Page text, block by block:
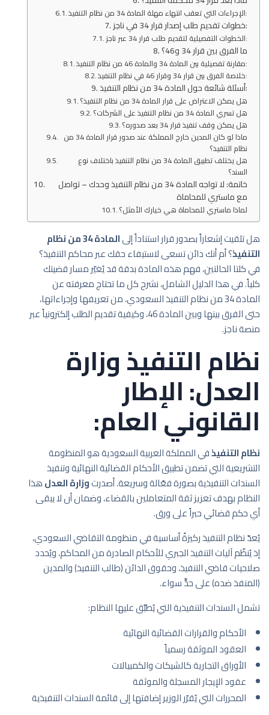
الإجراءات التي تعقب انتهاء مهلة المادة 34 من نظام التنفيذ:
خطوات تقديم طلب إصدار قرار 34 في ناجز:
الخطوات التفصيلية لتقديم طلب قرار 34 عبر ناجز:
ما الفرق بين قرار 34 و46؟
مقارنة تفصيلية بين المادة 34 والمادة 46 من نظام التنفيذ:
خلاصة الفرق بين قرار 34 وقرار 46 في نظام التنفيذ:
أسئلة شائعة حول المادة 34 من نظام التنفيذ:
هل يمكن الاعتراض على قرار المادة 34 من نظام التنفيذ؟
هل تسري المادة 34 من نظام التنفيذ على الشركات؟
هل يمكن وقف تنفيذ قرار 34 بعد صدوره؟
ماذا لو كان المدين خارج المملكة عند صدور قرار المادة 34 من
نظام التنفيذ؟
هل يختلف تطبيق المادة 34 من نظام التنفيذ باختلاف نوع
السند؟
خاتمة: لا تواجه المادة 34 من نظام التنفيذ وحدك – تواصل
مع ماستري للمحاماة
لماذا ماستري للمحاماة هي خيارك الأمثل؟
هل تلقيت إشعاراً بصدور قرار استناداً إلى
المادة 34 من نظام
التنفيذ؟ أم أنك دائن تسعى لاستيفاء حقك عبر محاكم التنفيذ؟
في كلتا الحالتين، فهم هذه المادة بدقة قد يُغيّر مسار قضيتك
كلياً. في هذا الدليل الشامل، نشرح كل ما تحتاج معرفته عن
المادة 34 من نظام التنفيذ السعودي، من تعريفها وإجراءاتها،
حتى الفرق بينها وبين المادة 46، وكيفية تقديم الطلب إلكترونياً عبر
منصة ناجز.
نظام التنفيذ وزارة
العدل: الإطار
القانوني العام:
نظام التنفيذفي المملكة العربية السعودية هو المنظومة
التشريعية التي تضمن تطبيق الأحكام القضائية النهائية وتنفيذ
السندات التنفيذية بصورة فعّالة وسريعة. أصدرتوزارة العدلهذا
النظام بهدف تعزيز ثقة المتعاملين بالقضاء، وضمان أن لا يبقى
أي حكم قضائي حبراً على ورق.
يُعدّ نظام التنفيذ ركيزةً أساسية في منظومة التقاضي السعودي،
إذ يُنظّم آليات التنفيذ الجبري للأحكام الصادرة من المحاكم، ويُحدد
صلاحيات قاضي التنفيذ، وحقوق الدائن (طالب التنفيذ) والمدين
(المنفذ ضده) على حدٍّ سواء.
تشمل السندات التنفيذية التي يُطبَّق عليها النظام:
الأحكام والقرارات القضائية النهائية
العقود الموثقة رسمياً
الأوراق التجارية كالشيكات والكمبيالات
عقود الإيجار المسجلة والموثقة
المحررات التي يُقرّر الوزير إضافتها إلى قائمة السندات التنفيذية